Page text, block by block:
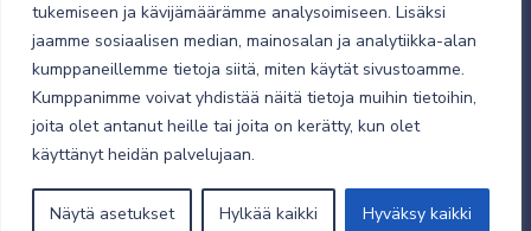
tukemiseen ja kävijämäärämme analysoimiseen. Lisäksi
jaamme sosiaalisen median, mainosalan ja analytiikka-alan
kumppaneillemme tietoja siitä, miten käytät sivustoamme.
Kumppanimme voivat yhdistää näitä tietoja muihin tietoihin,
joita olet antanut heille tai joita on kerätty, kun olet
käyttänyt heidän palvelujaan.
Näytä asetukset Hylkää kaikki Hyväksy kaikki
Toimitusehdot
Tietosuojaseloste
Tietoturva
© 2026 Micro Magic